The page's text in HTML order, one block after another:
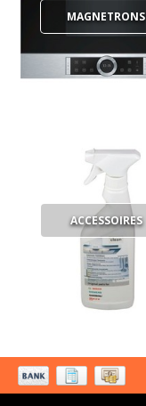
MAGNETRONS
ACCESSOIRES